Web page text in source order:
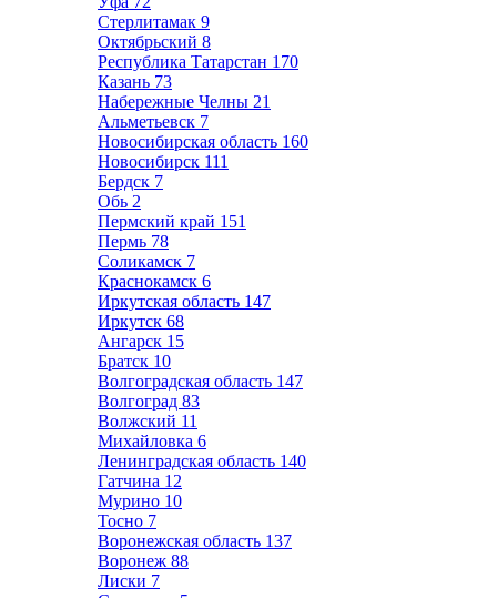
Стерлитамак 9
Октябрьский 8
Республика Татарстан 170
Казань 73
Набережные Челны 21
Альметьевск 7
Новосибирская область 160
Новосибирск 111
Бердск 7
Обь 2
Пермский край 151
Пермь 78
Соликамск 7
Краснокамск 6
Иркутская область 147
Иркутск 68
Ангарск 15
Братск 10
Волгоградская область 147
Волгоград 83
Волжский 11
Михайловка 6
Ленинградская область 140
Гатчина 12
Мурино 10
Тосно 7
Воронежская область 137
Воронеж 88
Лиски 7